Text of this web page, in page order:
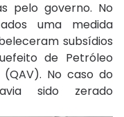
pelo governo. No
uma medida
subsídios
de Petróleo
No caso do
sido zerado